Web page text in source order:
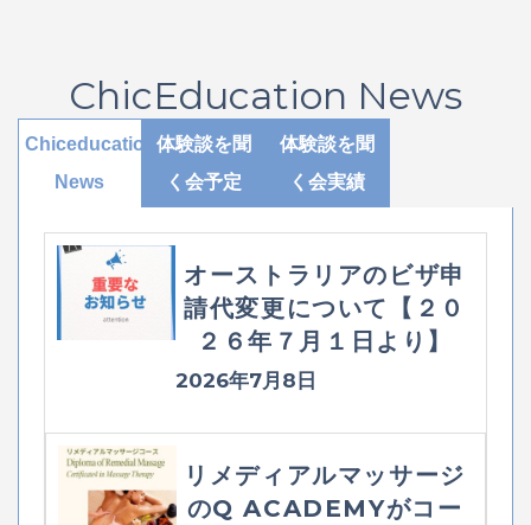
ChicEducation News
Chiceducation
News
体験談を聞
く会予定
体験談を聞
く会実績
オーストラリアのビザ申
請代変更について【２０
２６年７月１日より】
2026年7月8日
リメディアルマッサージ
のQ ACADEMYがコー